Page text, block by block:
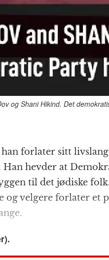
og Shani Hikind. Det
m
ai
forlater sitt
hevder at
til det jødiske
og velgere forlater et